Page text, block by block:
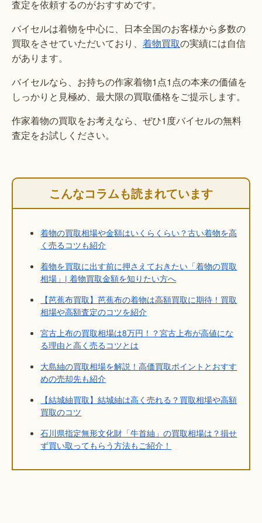
査定を依頼するのがおすすめです。
バイセルは着物を中心に、日本全国のお客様から多数の
買取をさせていただいており、 着物買取の実績には自信
があります。
バイセルなら、お持ちの作家着物1点1点の本来の価値を
しっかりと見極め、最大限の買取価格をご提示します。
作家着物の買取をお考えなら、ぜひ1度バイセルの無料
査定をお試しください。
こんなコラムも読まれています
着物の買取相場や金額はいくらくらい？古い着物を高
く売るコツも紹介
着物を買取に出す前に押さえておきたい「着物の買取
相場」| 着物買取金額を知りたい方へ
【芭蕉布買取】芭蕉布の着物は高額買取に期待！買取
相場や高額査定のコツを紹介
宮古上布の買取相場は8万円！？宮古上布が高値にな
る理由と高く売るコツとは
大島紬の買取相場を解説！高価買取ポイントとおすす
めの売却先も紹介
【結城紬買取】結城紬は高く売れる？買取相場や高額
買取のコツ
石川県指定無形文化財「牛首紬」の買取相場は？損せ
ず買い取ってもらう方法もご紹介！